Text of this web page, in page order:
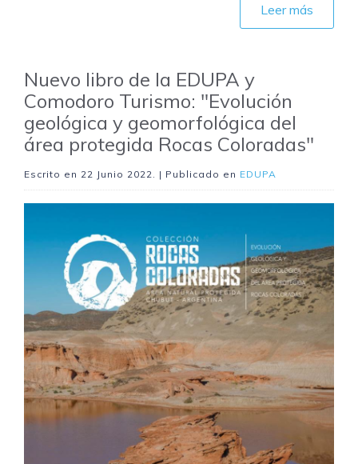
Leer más
Nuevo libro de la EDUPA y
Comodoro Turismo: "Evolución
geológica y geomorfológica del
área protegida Rocas Coloradas"
Escrito en 22 Junio 2022 . | Publicado en EDUPA